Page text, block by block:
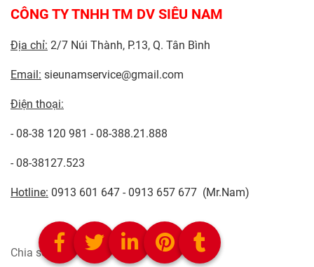
CÔNG TY TNHH TM DV SIÊU NAM
Địa chỉ: 2/7 Núi Thành, P.13, Q. Tân Bình
Email: sieunamservice@gmail.com
Điện thoại:
- 08-38 120 981 - 08-388.21.888
- 08-38127.523
Hotline: 0913 601 647 - 0913 657 677 (Mr.Nam)
Chia sẻ: